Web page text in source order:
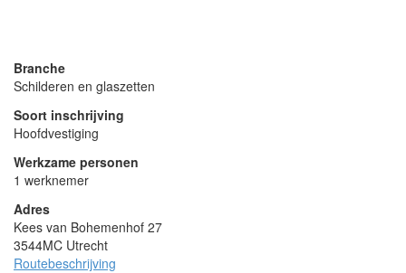
Branche
Schilderen en glaszetten
Soort inschrijving
Hoofdvestiging
Werkzame personen
1 werknemer
Adres
Kees van Bohemenhof 27
3544MC Utrecht
Routebeschrijving